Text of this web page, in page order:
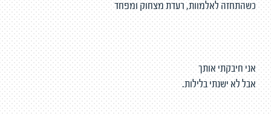
כשהתחזה לאלמוות, רעדת מצחוק ומפחד
אני חיבקתי אותך
אבל לא ישנתי בלילות.